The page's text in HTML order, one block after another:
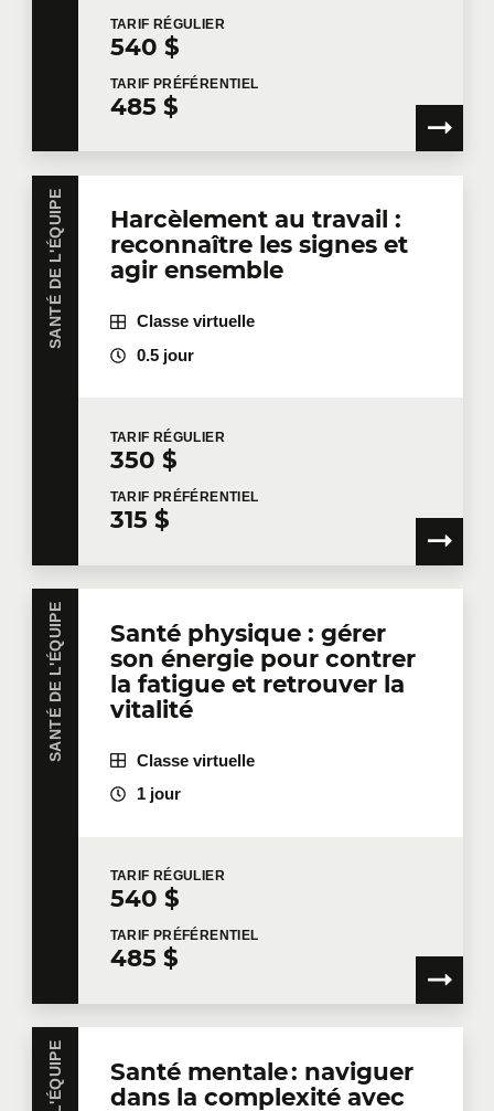
TARIF RÉGULIER
540 $
TARIF PRÉFÉRENTIEL
485 $
SANTÉ DE L'ÉQUIPE
Harcèlement au travail :
reconnaître les signes et
agir ensemble
Classe virtuelle
0.5 jour
TARIF RÉGULIER
350 $
TARIF PRÉFÉRENTIEL
315 $
SANTÉ DE L'ÉQUIPE
Santé physique : gérer
son énergie pour contrer
la fatigue et retrouver la
vitalité
Classe virtuelle
1 jour
TARIF RÉGULIER
540 $
TARIF PRÉFÉRENTIEL
485 $
Santé mentale : naviguer
dans la complexité avec